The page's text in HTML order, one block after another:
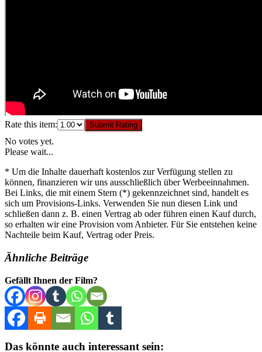
Rate this item: Submit Rating
No votes yet.
Please wait...
* Um die Inhalte dauerhaft kostenlos zur Verfügung stellen zu
können, finanzieren wir uns ausschließlich über Werbeeinnahmen.
Bei Links, die mit einem Stern (*) gekennzeichnet sind, handelt es
sich um Provisions-Links. Verwenden Sie nun diesen Link und
schließen dann z. B. einen Vertrag ab oder führen einen Kauf durch,
so erhalten wir eine Provision vom Anbieter. Für Sie entstehen keine
Nachteile beim Kauf, Vertrag oder Preis.
Ähnliche Beiträge
Gefällt Ihnen der Film?
Das könnte auch interessant sein: